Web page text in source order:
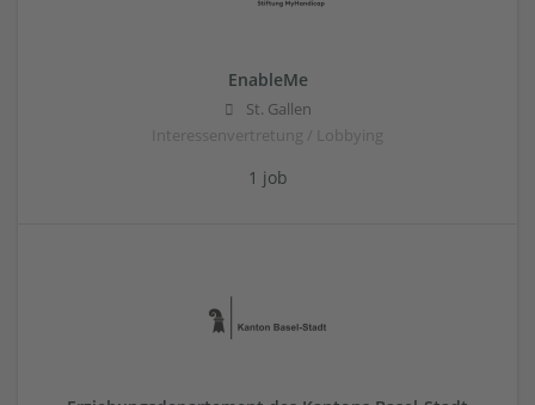
EnableMe
St. Gallen
Interessenvertretung / Lobbying
1 job